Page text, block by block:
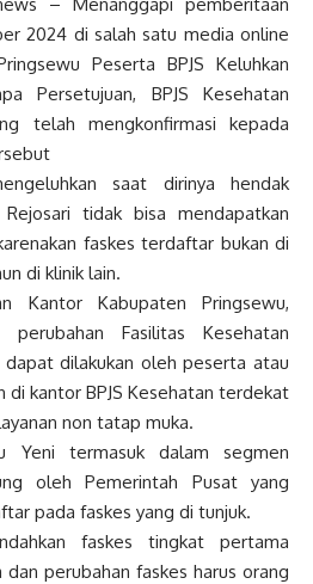
2024 di salah satu media online
Peserta BPJS Keluhkan
Persetujuan, BPJS Kesehatan
telah mengkonfirmasi kepada
saat dirinya hendak
tidak bisa mendapatkan
faskes terdaftar bukan di
di klinik lain.
Kantor Kabupaten Pringsewu,
perubahan Fasilitas Kesehatan
dapat dilakukan oleh peserta atau
di kantor BPJS Kesehatan terdekat
non tatap muka.
Yeni termasuk dalam segmen
oleh Pemerintah Pusat yang
pada faskes yang di tunjuk.
faskes tingkat pertama
perubahan faskes harus orang